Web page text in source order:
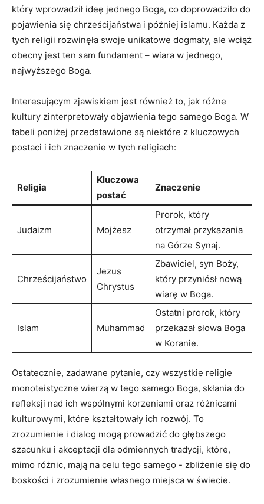
⁤który‌ wprowadził ideę jednego Boga,​ co doprowadziło do
pojawienia się​ chrześcijaństwa i później islamu. Każda z
tych religii rozwinęła swoje unikatowe dogmaty, ale wciąż
obecny jest‌ ten ⁣sam fundament – wiara‍ w jednego,⁢
najwyższego Boga.
Interesującym zjawiskiem jest⁣ również ⁣to, jak różne
kultury zinterpretowały objawienia tego⁢ samego ⁣Boga. W
tabeli poniżej przedstawione ⁣są niektóre z kluczowych
⁣postaci ⁤i ich znaczenie w tych religiach:
Religia
Kluczowa⁤
postać
Znaczenie
Judaizm Mojżesz
Prorok, który
otrzymał przykazania
na Górze Synaj.
Chrześcijaństwo
Jezus
Chrystus
Zbawiciel, syn Boży,
który przyniósł nową
wiarę w Boga.
Islam Muhammad
Ostatni ​prorok, który
przekazał⁤ słowa ​Boga
w Koranie.
Ostatecznie, zadawane pytanie,⁢ czy wszystkie ‍religie
monoteistyczne wierzą w tego samego‌ Boga, skłania do ​
refleksji nad ich wspólnymi korzeniami oraz ⁤różnicami
kulturowymi,‍ które kształtowały ich rozwój. To
zrozumienie ​i‌ dialog mogą ‍prowadzić ⁣do głębszego
szacunku ⁢i akceptacji dla ⁣odmiennych‍ tradycji, ⁣które,
mimo różnic, mają na celu tego ⁣samego -‍ zbliżenie‌ się do⁤
boskości i zrozumienie własnego miejsca w świecie.